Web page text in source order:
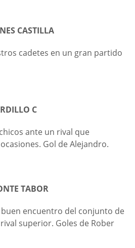
CASTILLA
cadetes en un gran partido
C
ante un rival que
Gol de Alejandro.
TABOR
encuentro del conjunto de
superior. Goles de Rober